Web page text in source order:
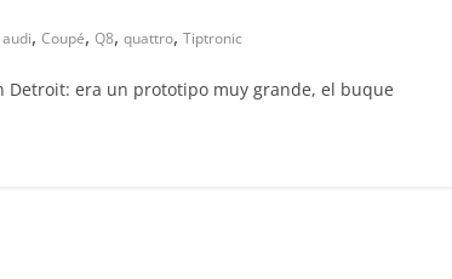
audi, Coupé, Q8, quattro, Tiptronic
Detroit: era un prototipo muy grande, el buque